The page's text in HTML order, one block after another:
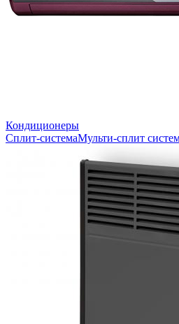
Кондиционеры
Сплит-системаМульти-сплит